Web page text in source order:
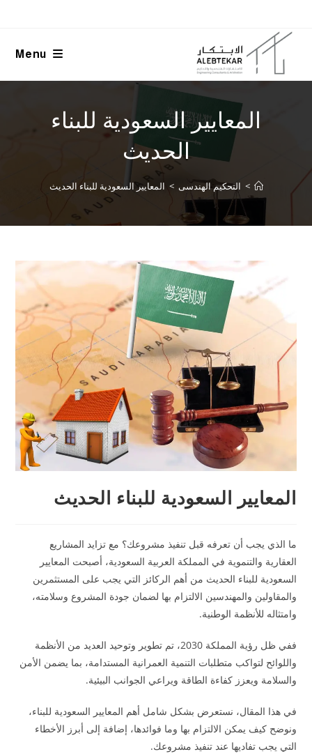
content
Menu
المعايير السعودية للبناء
الحديث
> التحكيم الهندسى > المعايير السعودية للبناء الحديث
المعايير السعودية للبناء الحديث
ما الذي يجب أن تعرفه قبل تنفيذ مشروعك؟ مع تزايد المشاريع
العقارية والتنموية في المملكة العربية السعودية، أصبحت المعايير
السعودية للبناء الحديث من أهم الركائز التي يجب على المستثمرين
والمقاولين والمهندسين الالتزام بها لضمان جودة المشروع وسلامته،
وامتثاله للأنظمة الوطنية.
ففي ظل رؤية المملكة 2030، تم تطوير وتوحيد العديد من الأنظمة
واللوائح لتواكب متطلبات التنمية العمرانية المستدامة، بما يضمن الأمن
والسلامة ويعزز كفاءة الطاقة ويراعي الجوانب البيئية.
في هذا المقال، نستعرض بشكل شامل أهم المعايير السعودية للبناء،
ونوضح كيف يمكن الالتزام بها وما فوائدها، إضافة إلى أبرز الأخطاء
التي يجب تفاديها عند تنفيذ مشروعك.